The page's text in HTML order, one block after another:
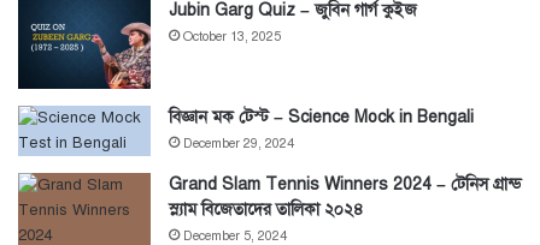
Jubin Garg Quiz – জুবিন গার্গ কুইজ
October 13, 2025
বিজ্ঞান মক টেস্ট – Science Mock in Bengali
December 29, 2024
Grand Slam Tennis Winners 2024 – টেনিস গ্রান্ড
স্ল্যাম বিজেতাদের তালিকা ২০২৪
December 5, 2024